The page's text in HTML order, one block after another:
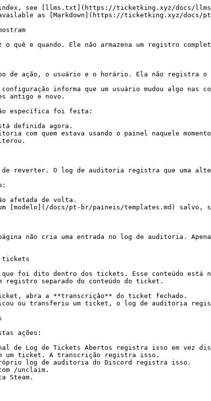
index, see [llms.txt](https://ticketking.xyz/docs/
as [Markdown](https://ticketking.xyz/docs/
quê e quando. Ele não armazena um registro
de ação, o usuário e o horário. Ela não registra o
informa que um usuário mudou algo nas
antigo e novo.
específica foi feita:
definida agora.
com quem estava usando o painel naquele
de reverter. O log de auditoria registra que uma
afetada de volta.
[modelo](/docs/pt-br/paineis/templates.md) salvo,
não cria uma entrada no log de auditoria.
tickets
foi dito dentro dos tickets. Esse conteúdo está
registro separado do conteúdo do ticket.
abra a **transcrição** do ticket fechado.
ou transferiu um ticket, o log de auditoria
ações:
de Log de Tickets Abertos registra isso em vez
em um ticket. A transcrição registra isso.
log de auditoria do Discord registra isso.
/unclaim.
Steam.